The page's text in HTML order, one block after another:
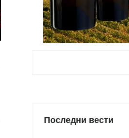
Последни вести